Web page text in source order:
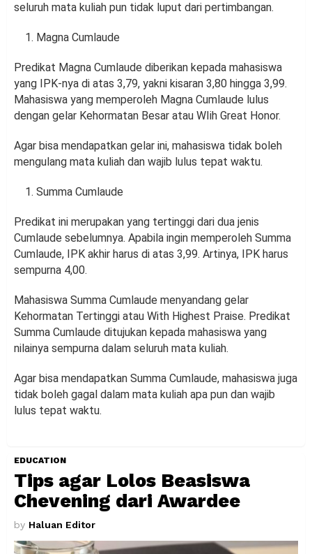
seluruh mata kuliah pun tidak luput dari pertimbangan.
Magna Cumlaude
Predikat Magna Cumlaude diberikan kepada mahasiswa
yang IPK-nya di atas 3,79, yakni kisaran 3,80 hingga 3,99.
Mahasiswa yang memperoleh Magna Cumlaude lulus
dengan gelar Kehormatan Besar atau WIih Great Honor.
Agar bisa mendapatkan gelar ini, mahasiswa tidak boleh
mengulang mata kuliah dan wajib lulus tepat waktu.
Summa Cumlaude
Predikat ini merupakan yang tertinggi dari dua jenis
Cumlaude sebelumnya. Apabila ingin memperoleh Summa
Cumlaude, IPK akhir harus di atas 3,99. Artinya, IPK harus
sempurna 4,00.
Mahasiswa Summa Cumlaude menyandang gelar
Kehormatan Tertinggi atau With Highest Praise. Predikat
Summa Cumlaude ditujukan kepada mahasiswa yang
nilainya sempurna dalam seluruh mata kuliah.
Agar bisa mendapatkan Summa Cumlaude, mahasiswa juga
tidak boleh gagal dalam mata kuliah apa pun dan wajib
lulus tepat waktu.
EDUCATION
Tips agar Lolos Beasiswa
Chevening dari Awardee
by Haluan Editor